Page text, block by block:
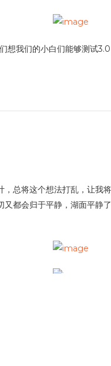
想我们的小白们能够测试
总将这个想法打乱，让我
都会归于平静，湖面平静